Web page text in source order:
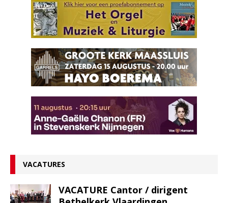
VACATURES
VACATURE Cantor / dirigent